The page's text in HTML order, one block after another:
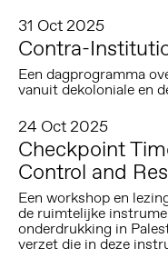
31 Oct 2025
Contra-
Een dagprogramma
vanuit dekoloniale en
24 Oct 2025
Checkpoint
Control and
Een workshop en
de ruimtelijke
onderdrukking in
verzet die in deze